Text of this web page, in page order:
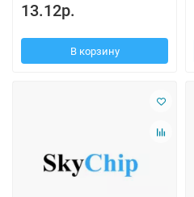
13.12р.
В корзину